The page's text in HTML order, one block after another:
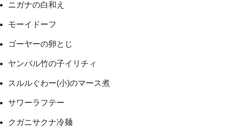
ニガナの白和え
モーイドーフ
ゴーヤーの卵とじ
ヤンバル竹の子イリチィ
スルルぐわー(小)のマース煮
サワーラフテー
クガニサクナ冷麺